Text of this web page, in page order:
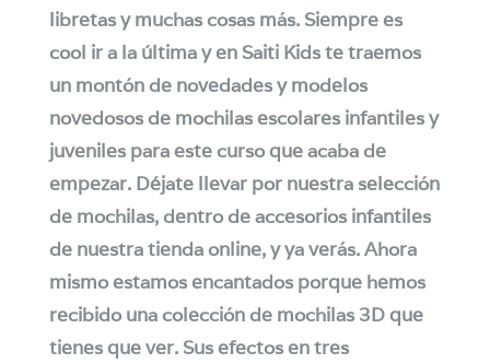
libretas y muchas cosas más. Siempre es
cool ir a la última y en Saiti Kids te traemos
un montón de novedades y modelos
novedosos de mochilas escolares infantiles y
juveniles para este curso que acaba de
empezar. Déjate llevar por nuestra selección
de mochilas, dentro de accesorios infantiles
de nuestra tienda online, y ya verás. Ahora
mismo estamos encantados porque hemos
recibido una colección de mochilas 3D que
tienes que ver. Sus efectos en tres